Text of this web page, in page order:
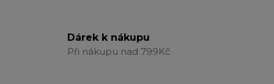
Dárek k nákupu
Při nákupu nad 799Kč